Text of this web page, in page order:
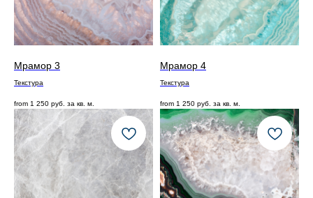
Мрамор 3
Текстура
from 1 250 руб. за кв. м.
Мрамор 4
Текстура
from 1 250 руб. за кв. м.